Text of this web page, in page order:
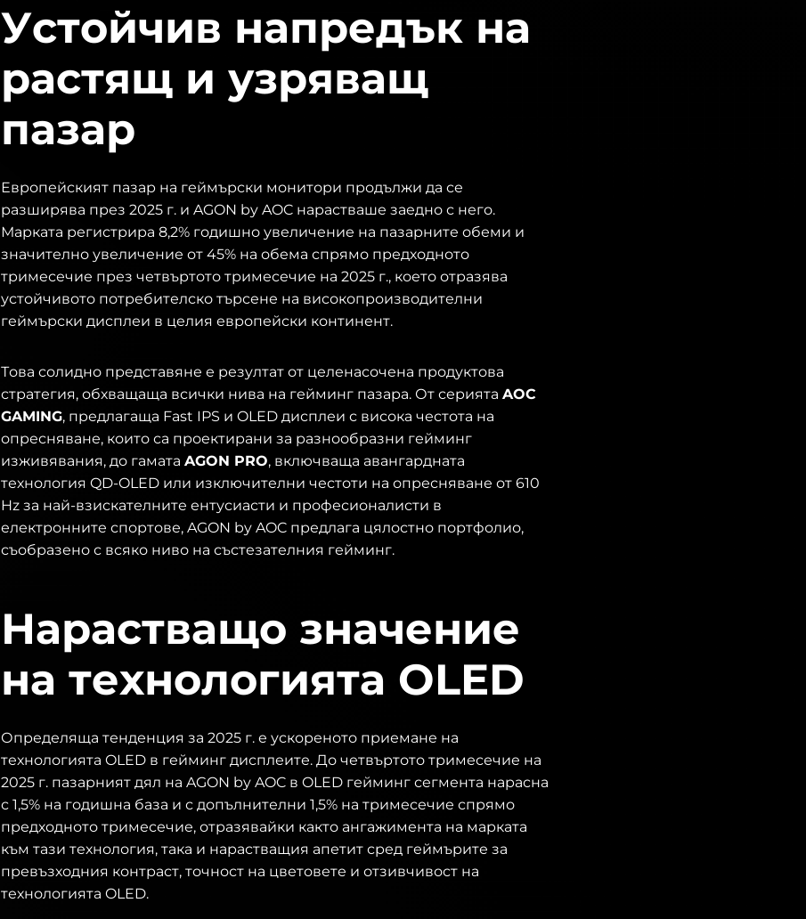
Устойчив напредък на
растящ и узряващ
пазар
Европейският пазар на геймърски монитори продължи да се
разширява през 2025 г. и AGON by AOC нарастваше заедно с него.
Марката регистрира 8,2% годишно увеличение на пазарните обеми и
значително увеличение от 45% на обема спрямо предходното
тримесечие през четвъртото тримесечие на 2025 г., което отразява
устойчивото потребителско търсене на високопроизводителни
геймърски дисплеи в целия европейски континент.
Това солидно представяне е резултат от целенасочена продуктова
стратегия, обхващаща всички нива на гейминг пазара. От серията AOC
GAMING, предлагаща Fast IPS и OLED дисплеи с висока честота на
опресняване, които са проектирани за разнообразни гейминг
изживявания, до гамата AGON PRO, включваща авангардната
технология QD-OLED или изключителни честоти на опресняване от 610
Hz за най-взискателните ентусиасти и професионалисти в
електронните спортове, AGON by AOC предлага цялостно портфолио,
съобразено с всяко ниво на състезателния гейминг.
Нарастващо значение
на технологията OLED
Определяща тенденция за 2025 г. е ускореното приемане на
технологията OLED в гейминг дисплеите. До четвъртото тримесечие на
2025 г. пазарният дял на AGON by AOC в OLED гейминг сегмента нарасна
с 1,5% на годишна база и с допълнителни 1,5% на тримесечие спрямо
предходното тримесечие, отразявайки както ангажимента на марката
към тази технология, така и нарастващия апетит сред геймърите за
превъзходния контраст, точност на цветовете и отзивчивост на
технологията OLED.